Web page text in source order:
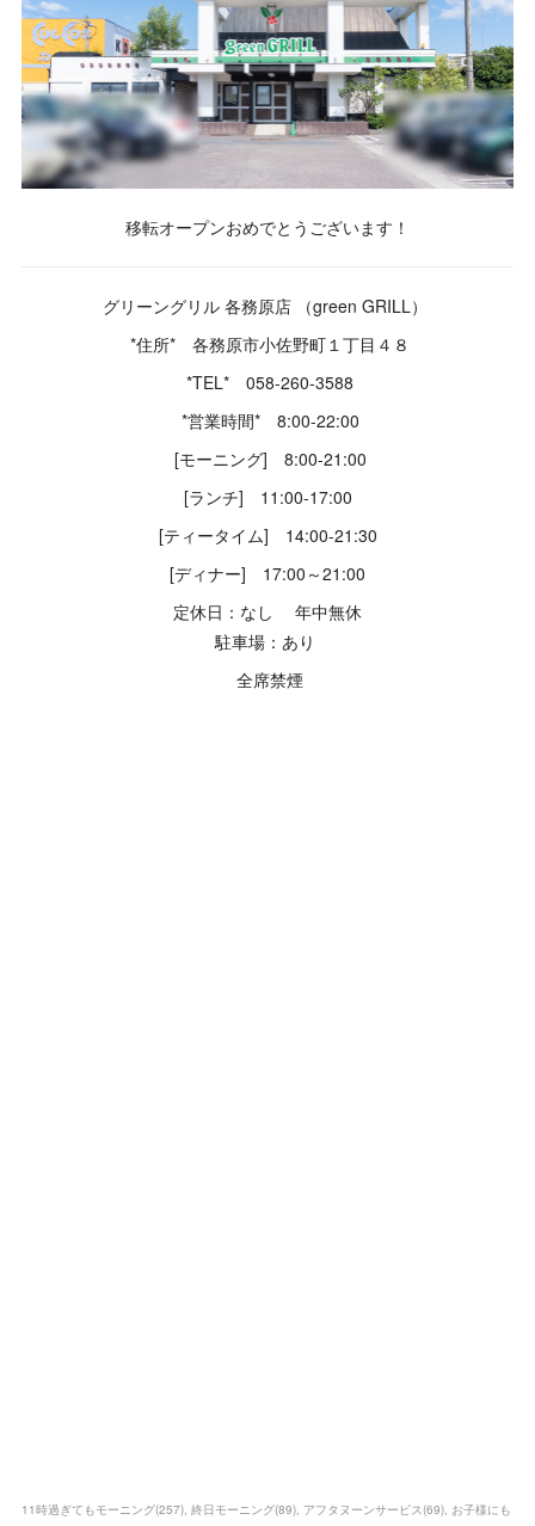
移転オープンおめでとうございます！
グリーングリル 各務原店 （green GRILL）
*住所* 各務原市小佐野町１丁目４８
*TEL* 058-260-3588
*営業時間* 8:00-22:00
[モーニング] 8:00-21:00
[ランチ] 11:00-17:00
[ティータイム] 14:00-21:30
[ディナー] 17:00～21:00
定休日：なし 年中無休
駐車場：あり
全席禁煙
11時過ぎてもモーニング(257) 終日モーニング(89) アフタヌーンサービス(69) お子様にも